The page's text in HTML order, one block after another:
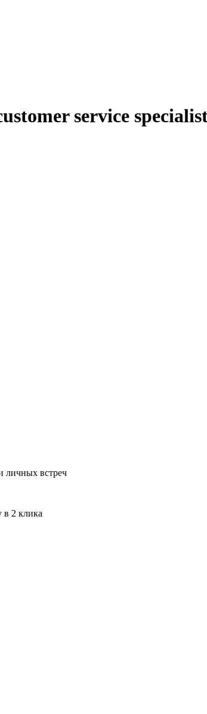
service
личных встреч
в 2 клика